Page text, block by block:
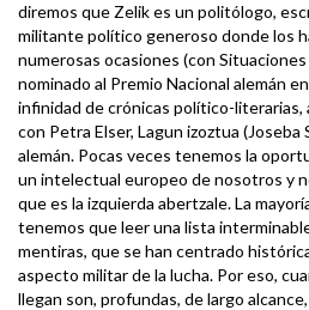
diremos que Zelik es un politólogo,
militante político generoso donde los
numerosas ocasiones (con
nominado al Premio Nacional alemán
infinidad de crónicas político-literarias,
con Petra Elser, Lagun izoztua (Joseba
alemán. Pocas veces tenemos la
un intelectual europeo de nosotros y
que es la izquierda abertzale. La
tenemos que leer una lista
mentiras, que se han centrado
aspecto militar de la lucha. Por eso,
llegan son, profundas, de largo